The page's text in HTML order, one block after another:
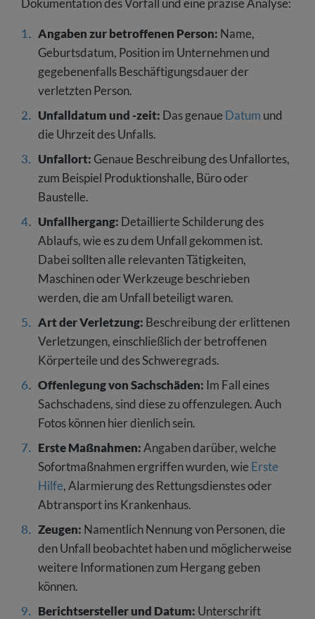
Dokumentation des Vorfall und eine präzise Analyse:
Angaben zur betroffenen Person: Name,
Geburtsdatum, Position im Unternehmen und
gegebenenfalls Beschäftigungsdauer der
verletzten Person.
Unfalldatum und -zeit: Das genaue Datum und
die Uhrzeit des Unfalls.
Unfallort: Genaue Beschreibung des Unfallortes,
zum Beispiel Produktionshalle, Büro oder
Baustelle.
Unfallhergang: Detaillierte Schilderung des
Ablaufs, wie es zu dem Unfall gekommen ist.
Dabei sollten alle relevanten Tätigkeiten,
Maschinen oder Werkzeuge beschrieben
werden, die am Unfall beteiligt waren.
Art der Verletzung: Beschreibung der erlittenen
Verletzungen, einschließlich der betroffenen
Körperteile und des Schweregrads.
Offenlegung von Sachschäden: Im Fall eines
Sachschadens, sind diese zu offenzulegen. Auch
Fotos können hier dienlich sein.
Erste Maßnahmen:Angaben darüber, welche
Sofortmaßnahmen ergriffen wurden, wie Erste
Hilfe, Alarmierung des Rettungsdienstes oder
Abtransport ins Krankenhaus.
Zeugen: Namentlich Nennung von Personen, die
den Unfall beobachtet haben und möglicherweise
weitere Informationen zum Hergang geben
können.
Berichtsersteller und Datum: Unterschrift